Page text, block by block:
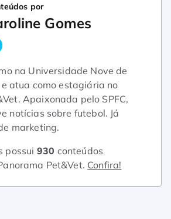
por
Gomes
na Universidade Nove de
e atua como estagiária no
Apaixonada pelo SPFC,
notícias sobre futebol. Já
marketing.
possui 930 conteúdos
Pet&Vet. Confira!